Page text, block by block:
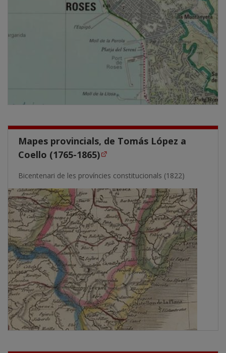
Mapes provincials, de Tomás López a
Coello (1765-1865)
Bicentenari de les províncies constitucionals (1822)